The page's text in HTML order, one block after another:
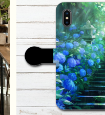
ンについて悪いこと言
き 作：こさつね G-6